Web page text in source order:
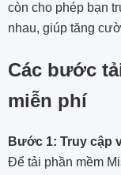
còn cho phép bạn
nhau, giúp tăng
Các bước
miễn phí
Bước 1: Truy cập
Để tải phần mềm